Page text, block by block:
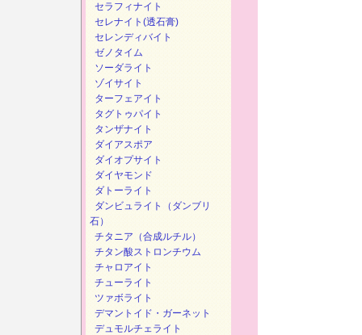
セラフィナイト
セレナイト(透石膏)
セレンディバイト
ゼノタイム
ソーダライト
ゾイサイト
ターフェアイト
タグトゥパイト
タンザナイト
ダイアスポア
ダイオプサイト
ダイヤモンド
ダトーライト
ダンビュライト（ダンブリ
石）
チタニア（合成ルチル）
チタン酸ストロンチウム
チャロアイト
チューライト
ツァボライト
デマントイド・ガーネット
デュモルチェライト